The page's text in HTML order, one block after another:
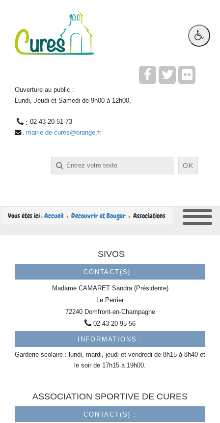
Ouverture au public :
Lundi, Jeudi et Samedi de 9h00 à 12h00,
: 02-43-20-51-73
: mairie-de-cures@orange.fr
OK
Vous êtes ici :Accueil Decouvrir et Bouger Associations
SIVOS
CONTACT(S) :
Madame CAMARETSandra (Présidente)
Le Perrier
72240 Domfront-en-Champagne
02 43 20 95 56
INFORMATIONS :
Garderie scolaire : lundi, mardi, jeudi et vendredi de 8h15 à 8h40 et
le soir de 17h15 à 19h00.
ASSOCIATION SPORTIVE DE CURES
CONTACT(S) :